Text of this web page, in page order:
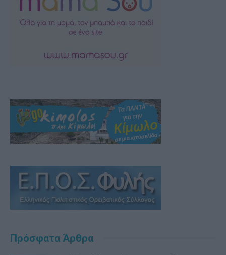
Πρόσφατα Άρθρα